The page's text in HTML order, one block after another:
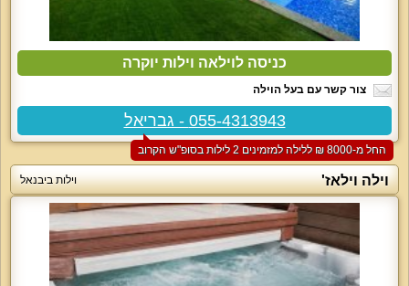
כניסה לוילאה וילות יוקרה
צור קשר עם בעל הוילה
055-4313943 - גבריאל
החל מ-‏8000 ₪ ללילה למזמינים 2 לילות בסופ"ש הקרוב
וילה וילאז' וילות ביבנאל